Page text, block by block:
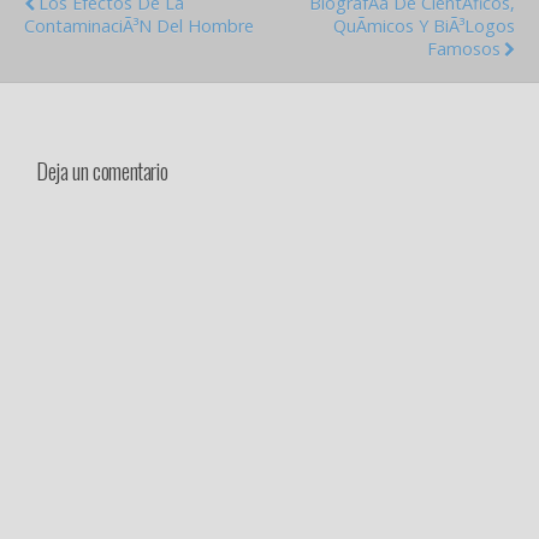
ContaminaciÃ³n Del Hombre
QuÃ­micos Y BiÃ³logos
Famosos
Deja un comentario